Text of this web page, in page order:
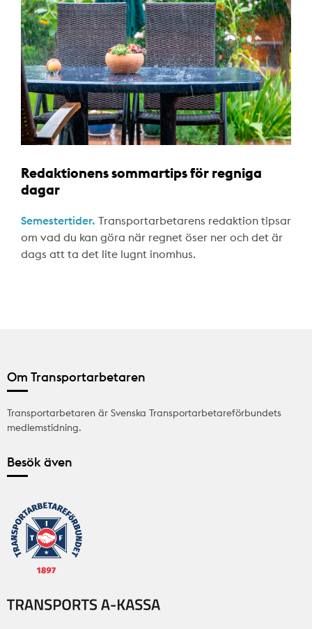
Redaktionens sommartips för regniga
dagar
Semestertider. Transportarbetarens redaktion tipsar
om vad du kan göra när regnet öser ner och det är
dags att ta det lite lugnt inomhus.
Om Transportarbetaren
Transportarbetaren är Svenska Transportarbetareförbundets
medlemstidning.
Besök även